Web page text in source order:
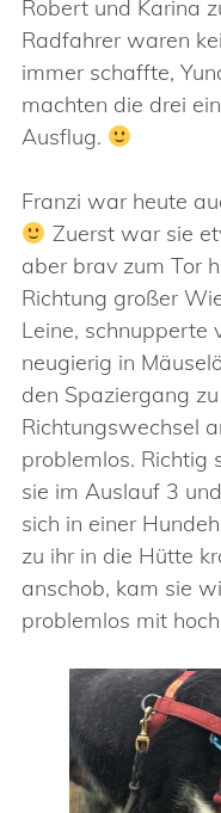
Robert und Karina
Radfahrer waren
immer schaffte,
machten die drei
Ausflug.
Franzi war heute
Zuerst war sie
aber brav zum Tor
Richtung großer
Leine, schnupperte
neugierig in
den Spaziergang
Richtungswechsel
problemlos. Richtig
sie im Auslauf 3
sich in einer
zu ihr in die Hütte
anschob, kam sie
problemlos mit